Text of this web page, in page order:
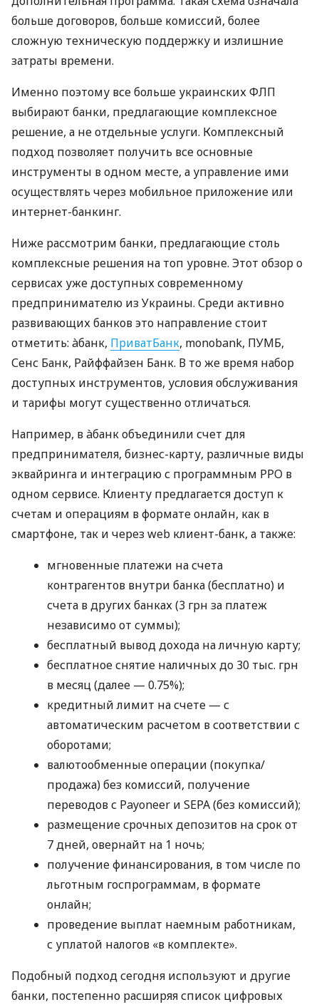
больше договоров, больше комиссий, более
сложную техническую поддержку и излишние
затраты времени.
Именно поэтому все больше украинских ФЛП
выбирают банки, предлагающие комплексное
решение, а не отдельные услуги. Комплексный
подход позволяет получить все основные
инструменты в одном месте, а управление ими
осуществлять через мобильное приложение или
интернет-банкинг.
Ниже рассмотрим банки, предлагающие столь
комплексные решения на топ уровне. Этот обзор о
сервисах уже доступных современному
предпринимателю из Украины. Среди активно
развивающих банков это направление стоит
отметить: àбанк, ПриватБанк, monobank, ПУМБ,
Сенс Банк, Райффайзен Банк. В то же время набор
доступных инструментов, условия обслуживания
и тарифы могут существенно отличаться.
Например, в àбанк объединили счет для
предпринимателя, бизнес-карту, различные виды
эквайринга и интеграцию с программным РРО в
одном сервисе. Клиенту предлагается доступ к
счетам и операциям в формате онлайн, как в
смартфоне, так и через web клиент-банк, а также:
мгновенные платежи на счета
контрагентов внутри банка (бесплатно) и
счета в других банках (3 грн за платеж
независимо от суммы);
бесплатный вывод дохода на личную карту;
бесплатное снятие наличных до 30 тыс. грн
в месяц (далее — 0.75%);
кредитный лимит на счете — с
автоматическим расчетом в соответствии с
оборотами;
валютообменные операции (покупка/
продажа) без комиссий, получение
переводов с Payoneer и SEPA (без комиссий);
размещение срочных депозитов на срок от
7 дней, овернайт на 1 ночь;
получение финансирования, в том числе по
льготным госпрограммам, в формате
онлайн;
проведение выплат наемным работникам,
с уплатой налогов «в комплекте».
Подобный подход сегодня используют и другие
банки, постепенно расширяя список цифровых